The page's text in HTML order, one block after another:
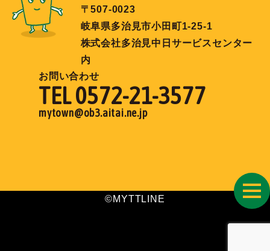
〒507-0023
岐阜県多治見市小田町1-25-1
株式会社多治見中日サービスセンター
内
お問い合わせ
TEL 0572-21-3577
mytown@ob3.aitai.ne.jp
©MYTTLINE